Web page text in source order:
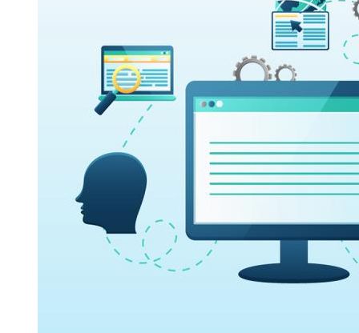
DOCUMENTOS
DOCENTES
INSCRIÇÃO E SELEÇÃO